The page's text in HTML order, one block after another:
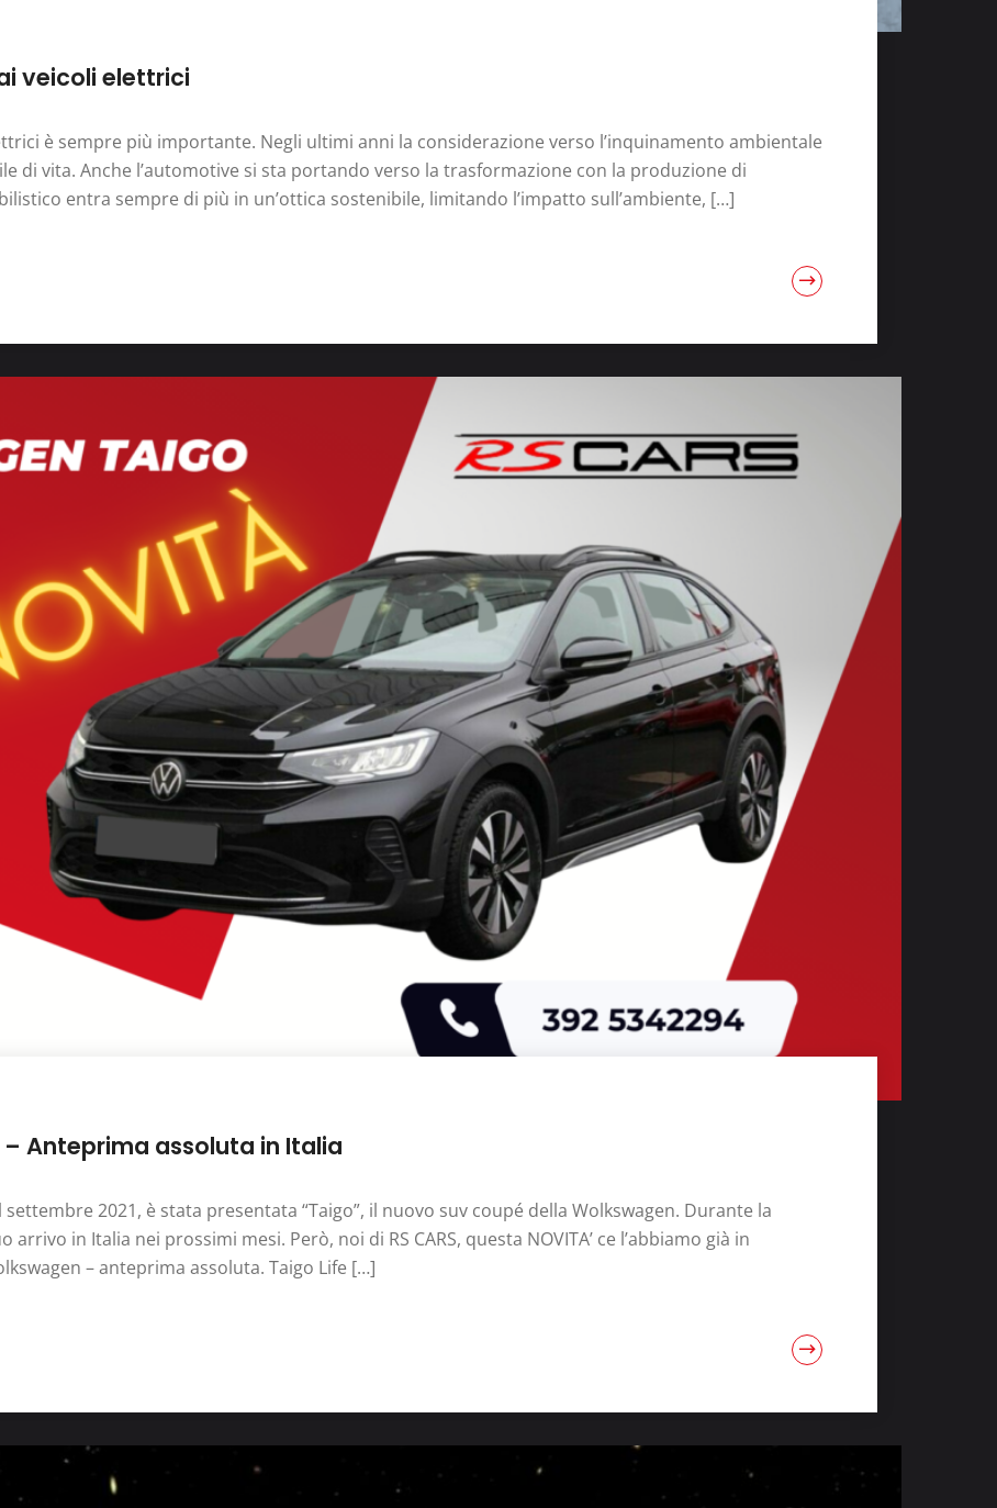
veicoli elettrici
è sempre più importante. Negli ultimi anni la considerazione verso l’inquinamento ambientale
di vita. Anche l’automotive si sta portando verso la trasformazione con la produzione di
entra sempre di più in un’ottica sostenibile, limitando l’impatto sull’ambiente, […]
Anteprima assoluta in Italia
2021, è stata presentata “Taigo”, il nuovo suv coupé della Wolkswagen. Durante la
in Italia nei prossimi mesi. Però, noi di RS CARS, questa NOVITA’ ce l’abbiamo già in
– anteprima assoluta. Taigo Life […]